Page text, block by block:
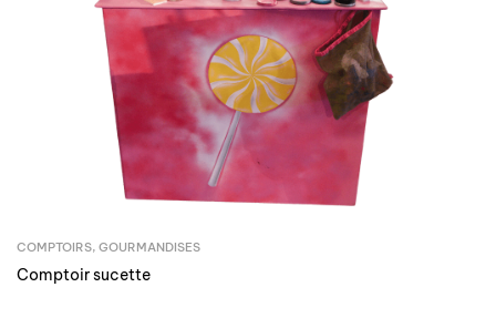
COMPTOIRS, GOURMANDISES
Comptoir sucette